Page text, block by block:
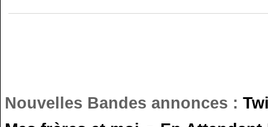
Nouvelles Bandes annonces :